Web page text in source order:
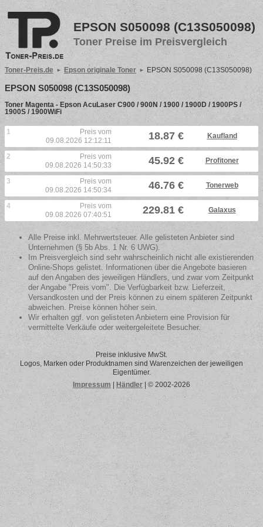
EPSON S050098 (C13S050098)
Toner Preise im Preisvergleich
Toner-Preis.de Epson originale Toner EPSON S050098 (C13S050098)
EPSON S050098 (C13S050098)
Toner Magenta - Epson AcuLaser C900 / 900N / 1900 / 1900D / 1900PS /
1900S / 1900WiFi
1
Preis vom
09.08.2026 12:12:11
18.87 € Kaufland
2
Preis vom
09.08.2026 14:50:33
45.92 € Profitoner
3
Preis vom
09.08.2026 14:50:34
46.76 € Tonerweb
4
Preis vom
09.08.2026 07:40:51
229.81 € Galaxus
Alle Preise inkl. Mehrwertsteuer. Alle gelisteten Anbieter sind
Unternehmen (§ 5b Abs. 1 Nr. 6 UWG).
Im Preisvergleich sind sehr wahrscheinlich nicht alle existierenden
Online-Shops gelistet. Informationen über die Angebote basieren
auf den Angaben des jeweiligen Händlers, und zwar vom Zeitpunkt
der Angabe "Preis vom". Die Verfügbarkeit bzw. Lieferzeit,
Versandkosten und der Preis können zu einem späteren Zeitpunkt
abweichen. Preise können höher sein.
Wir erhalten ggf. von gelisteten Anbietern eine Provision für
vermittelte Verkäufe oder weitergeleitete Besucher.
Preise inklusive MwSt.
Logos, Marken oder Produktnamen sind Warenzeichen der jeweiligen
Eigentümer.
Impressum
Händler | © 2002-2026